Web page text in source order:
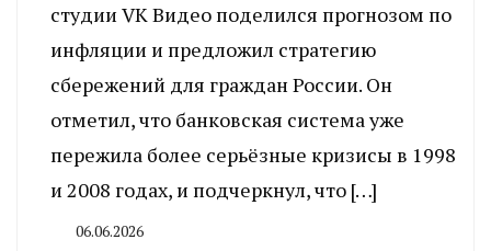
студии VK Видео поделился прогнозом по
инфляции и предложил стратегию
сбережений для граждан России. Он
отметил, что банковская система уже
пережила более серьёзные кризисы в 1998
и 2008 годах, и подчеркнул, что […]
06.06.2026